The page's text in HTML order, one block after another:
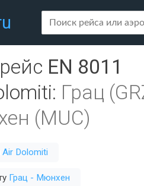
EN 8011
: Грац
(MUC)
Air Dolomiti
Грац - Мюнхен